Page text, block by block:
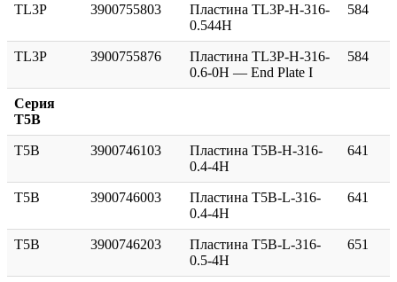
TL3P 3900755803
Пластина TL3P-H-316-
0.544H
584
TL3P 3900755876
Пластина TL3P-H-316-
0.6-0H — End Plate I
584
Серия
T5B
T5B 3900746103
Пластина T5B-H-316-
0.4-4H
641
T5B 3900746003
Пластина T5B-L-316-
0.4-4H
641
T5B 3900746203
Пластина T5B-L-316-
0.5-4H
651